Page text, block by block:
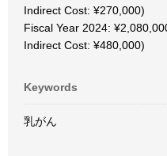
Indirect Cost: ¥270,000)
Fiscal Year 2024:
Indirect Cost: ¥480,000)
Keywords
乳がん